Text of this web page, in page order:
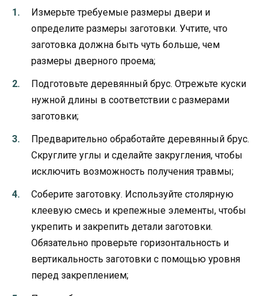
Измерьте требуемые размеры двери и
определите размеры заготовки. Учтите, что
заготовка должна быть чуть больше, чем
размеры дверного проема;
Подготовьте деревянный брус. Отрежьте куски
нужной длины в соответствии с размерами
заготовки;
Предварительно обработайте деревянный брус.
Скруглите углы и сделайте закругления, чтобы
исключить возможность получения травмы;
Соберите заготовку. Используйте столярную
клеевую смесь и крепежные элементы, чтобы
укрепить и закрепить детали заготовки.
Обязательно проверьте горизонтальность и
вертикальность заготовки с помощью уровня
перед закреплением;